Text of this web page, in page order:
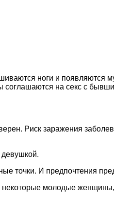
ноги и появляются
на секс с
Риск заражения
девушкой.
точки. И предпочтения
некоторые молодые